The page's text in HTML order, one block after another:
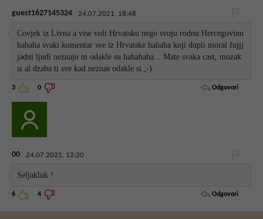
guest1627145324 24.07.2021. 18:48
Covjek iz Livna a vise voli Hrvatsku nego svoju rodnu Hercegovinu
hahaha svaki komentar sve iz Hrvatske hahaha koji dupli moral fujjj
jadni ljudi neznaju ni odakle su hahahaha... Mate svaka cast, mozak
si al dzaba ti sve kad neznas odakle si ;-)
3 0 Odgovori
00 24.07.2021. 12:20
Seljakluk !
6 4 Odgovori